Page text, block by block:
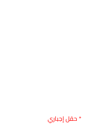
* حقل إجباري